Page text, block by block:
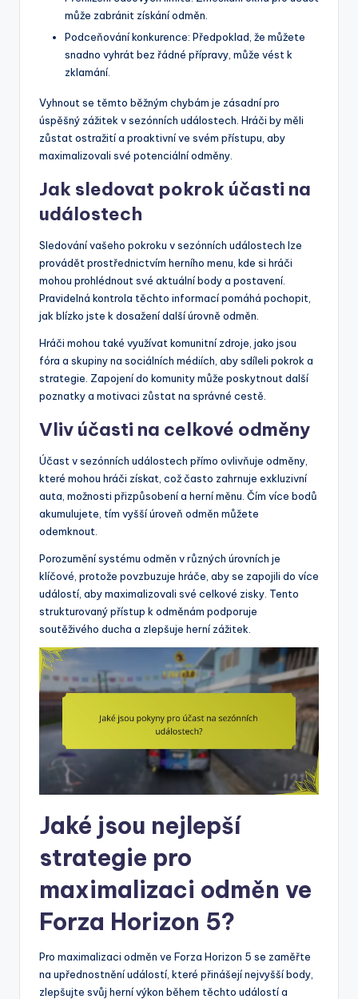
může zabránit získání odměn.
Podceňování konkurence: Předpoklad, že můžete
snadno vyhrát bez řádné přípravy, může vést k
zklamání.
Vyhnout se těmto běžným chybám je zásadní pro
úspěšný zážitek v sezónních událostech. Hráči by měli
zůstat ostražití a proaktivní ve svém přístupu, aby
maximalizovali své potenciální odměny.
Jak sledovat pokrok účasti na
událostech
Sledování vašeho pokroku v sezónních událostech lze
provádět prostřednictvím herního menu, kde si hráči
mohou prohlédnout své aktuální body a postavení.
Pravidelná kontrola těchto informací pomáhá pochopit,
jak blízko jste k dosažení další úrovně odměn.
Hráči mohou také využívat komunitní zdroje, jako jsou
fóra a skupiny na sociálních médiích, aby sdíleli pokrok a
strategie. Zapojení do komunity může poskytnout další
poznatky a motivaci zůstat na správné cestě.
Vliv účasti na celkové odměny
Účast v sezónních událostech přímo ovlivňuje odměny,
které mohou hráči získat, což často zahrnuje exkluzivní
auta, možnosti přizpůsobení a herní měnu. Čím více bodů
akumulujete, tím vyšší úroveň odměn můžete
odemknout.
Porozumění systému odměn v různých úrovních je
klíčové, protože povzbuzuje hráče, aby se zapojili do více
událostí, aby maximalizovali své celkové zisky. Tento
strukturovaný přístup k odměnám podporuje
soutěživého ducha a zlepšuje herní zážitek.
Jaké jsou nejlepší
strategie pro
maximalizaci odměn ve
Forza Horizon 5?
Pro maximalizaci odměn ve Forza Horizon 5 se zaměřte
na upřednostnění událostí, které přinášejí nejvyšší body,
zlepšujte svůj herní výkon během těchto událostí a